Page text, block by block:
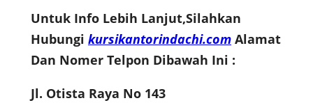
Untuk Info Lebih Lanjut,Silahkan
Hubungi kursikantorindachi.com Alamat
Dan Nomer Telpon Dibawah Ini :
Jl. Otista Raya No 143